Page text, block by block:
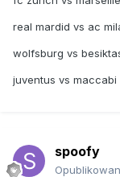
real mardid vs ac
wolfsburg vs
juventus vs maccabi
spoofy